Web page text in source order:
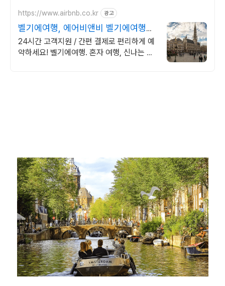
https://www.airbnb.co.kr 광고
벨기에여행, 에어비앤비 벨기에여행도
우리집처럼
24시간 고객지원 / 간편 결제로 편리하게 예
약하세요! 벨기에여행. 혼자 여행, 신나는 파